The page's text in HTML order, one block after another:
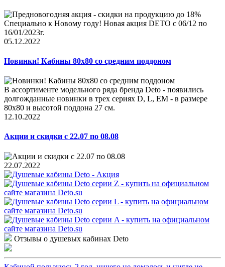
Специально к Новому году! Новая акция DETO c 06/12 по
16/01/2023г.
05.12.2022
Новинки! Кабины 80x80 со средним поддоном
В ассортименте модельного ряда бренда Deto - появились
долгожданные новинки в трех сериях D, L, EM - в размере
80x80 и высотой поддона 27 см.
12.10.2022
Акции и скидки с 22.07 по 08.08
22.07.2022
Отзывы о душевых кабинах Deto